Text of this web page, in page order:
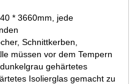
* 3660mm, jede
Schnittkerben,
müssen vor dem Tempern
gehärtetes
Isolierglas gemacht zu